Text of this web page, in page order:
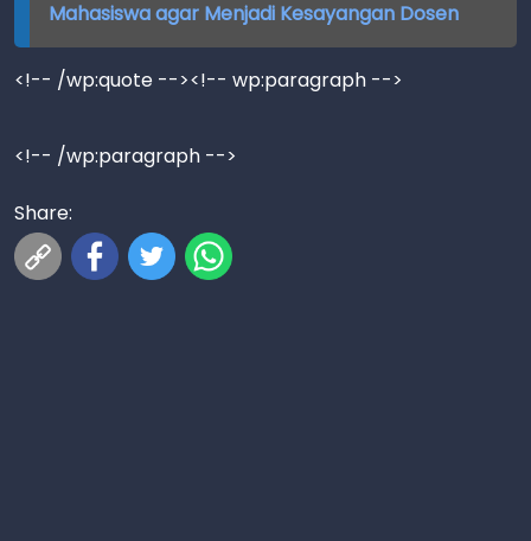
Mahasiswa agar Menjadi Kesayangan Dosen
<!-- /wp:quote --><!-- wp:paragraph -->
<!-- /wp:paragraph -->
Share: